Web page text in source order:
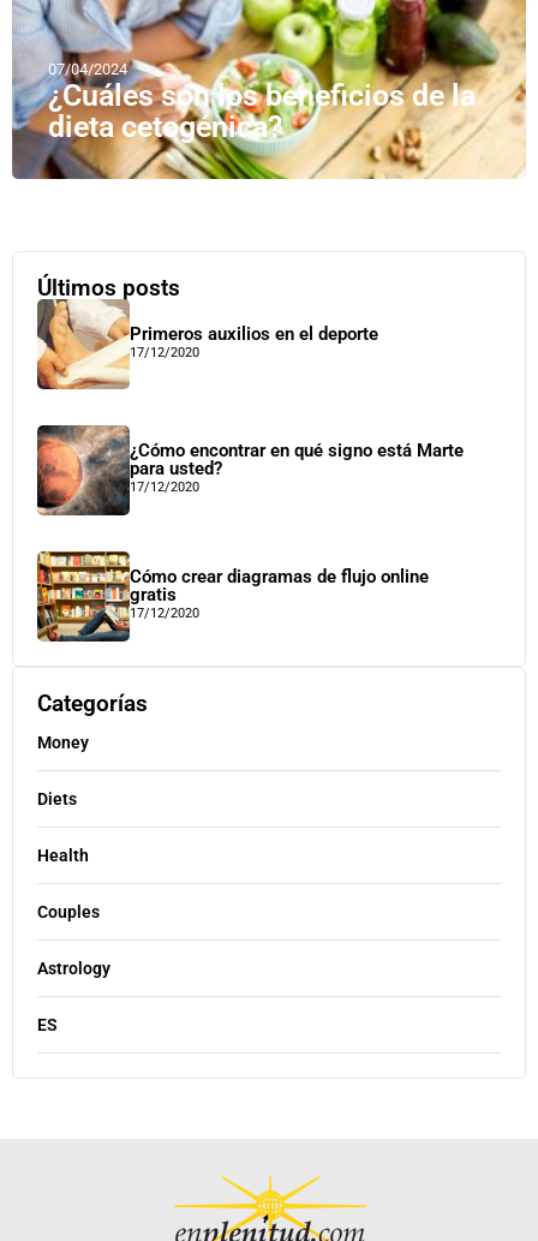
07/04/2024
¿Cuáles son los beneficios de la
dieta cetogénica?
Últimos posts
Primeros auxilios en el deporte
17/12/2020
¿Cómo encontrar en qué signo está Marte
para usted?
17/12/2020
Cómo crear diagramas de flujo online
gratis
17/12/2020
Categorías
Money
Diets
Health
Couples
Astrology
ES